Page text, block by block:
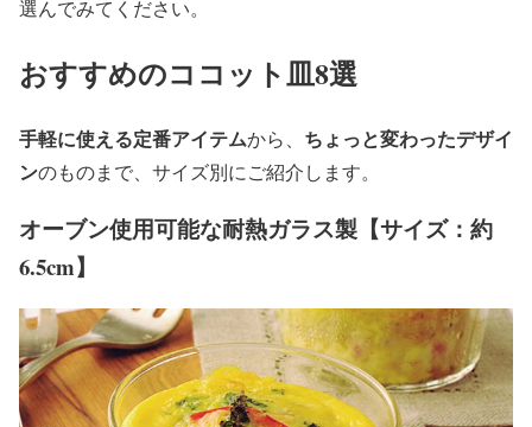
選んでみてください。
おすすめのココット皿8選
手軽に使える定番アイテムから、 ちょっと変わったデザイ
ンのものまで、サイズ別にご紹介します。
オーブン使用可能な耐熱ガラス製【サイズ：約
6.5cm】